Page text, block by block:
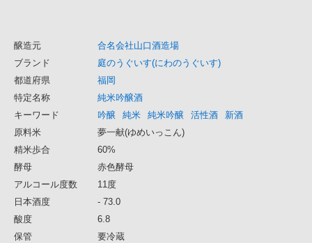
醸造元
合名会社山口酒造場
ブランド
庭のうぐいす(にわのうぐいす)
都道府県
福岡
特定名称
純米吟醸酒
キーワード
吟醸 純米 純米吟醸 活性酒
新酒
原料米
夢一献(ゆめいっこん)
精米歩合
60%
酵母
赤色酵母
アルコール度数
11度
日本酒度
- 73.0
酸度
6.8
保管
要冷蔵